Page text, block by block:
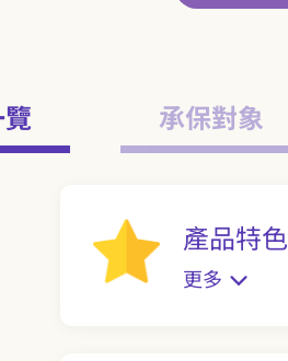
承保對象
產品特色
更多